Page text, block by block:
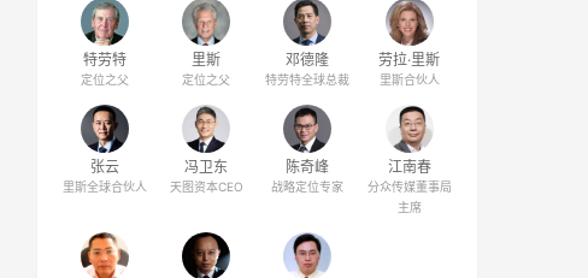
特劳特
定位之父
里斯
定位之父
邓德隆
特劳特全球总裁
劳拉·里斯
里斯合伙人
张云
里斯全球合伙人
冯卫东
天图资本CEO
陈奇峰
战略定位专家
江南春
分众传媒董事局
主席